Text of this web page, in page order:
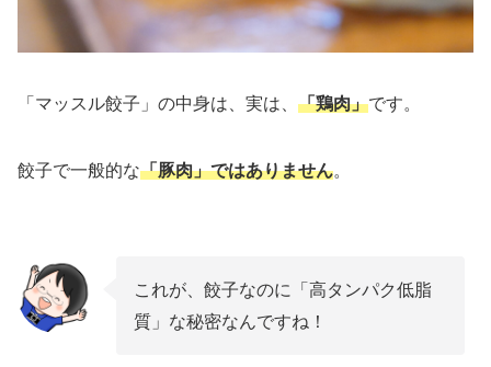
「マッスル餃子」の中身は、実は、 「鶏肉」です。
餃子で一般的な「豚肉」ではありません。
これが、餃子なのに「高タンパク低脂
質」な秘密なんですね！